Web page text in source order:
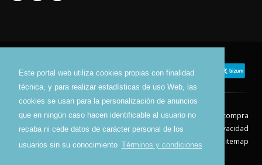
Este portal web utiliza cookies propias con finalidad
técnica, y para realizar estadísticas de uso Web, las
cookies se usan para la personalización de anuncios
que en ningún caso hacen identificable al usuario no
recaba ni cede datos de carácter personal de los
usuarios sin su conocimiento Términos y condiciones
Contacto Aviso Legal
Condiciones de compra
Política de envíos
Política de devolución
Política de Privacidad
Política de Cookies
Sitemap